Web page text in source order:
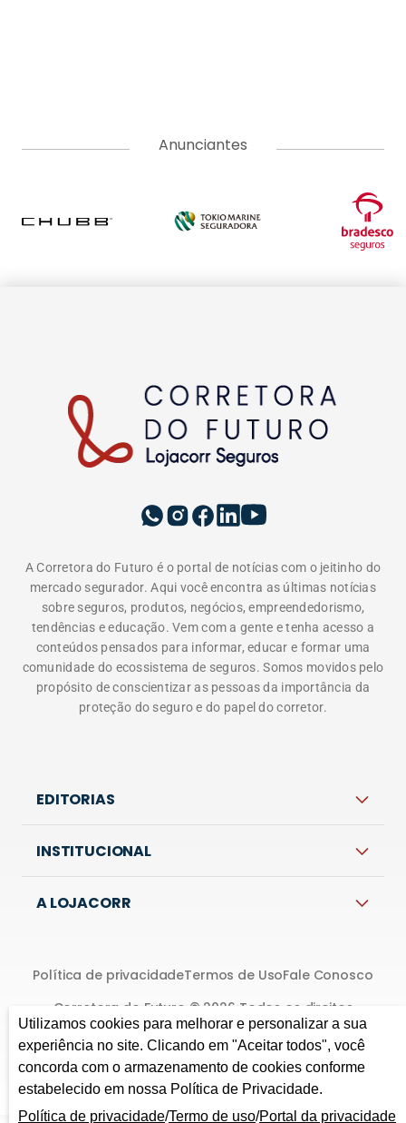
Anunciantes
A Corretora do Futuro é o portal de notícias com o jeitinho do
mercado segurador. Aqui você encontra as últimas notícias
sobre seguros, produtos, negócios, empreendedorismo,
tendências e educação. Vem com a gente e tenha acesso a
conteúdos pensados para informar, educar e formar uma
comunidade do ecossistema de seguros. Somos movidos pelo
propósito de conscientizar as pessoas da importância da
proteção do seguro e do papel do corretor.
EDITORIAS
INSTITUCIONAL
A LOJACORR
Corretora do Futuro © 2026 Todos os direitos
reservados.
Política de privacidadeTermos de UsoFale Conosco
Utilizamos cookies para melhorar e personalizar a sua
experiência no site. Clicando em "Aceitar todos", você
concorda com o armazenamento de cookies conforme
estabelecido em nossa Política de Privacidade.
Política de privacidade/Termo de uso/Portal da privacidade